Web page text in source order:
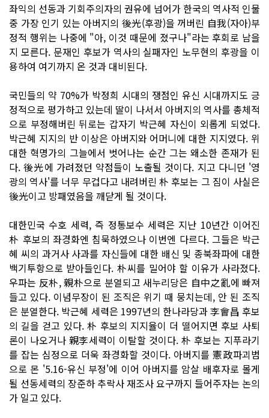
좌익의 선동과 기회주의자의 권유에 넘어가 한국의 역사적 인물
중 가장 인기 있는 아버지의 後光(후광)을 꺼버린 自我(자아)부
정적 행위는 나중에 "아, 이것 때문에 졌구나"라는 후회로 남을
지 모른다. 문재인 후보가 역사의 실패자인 노무현의 후광을 이
용하여 여기까지 온 것과 대비된다.
국민들의 약 70%가 박정희 시대의 쟁점인 유신 시대까지도 긍
정적으로 평가하고 있는데 딸이 나서서 아버지의 역사를 총체적
으로 부정해버린 뒤로는 갑자기 박근혜 자신이 외롭게 되었다.
박근혜 지지의 반 이상은 아버지와 어머니에 대한 지지였다. 위
대한 혁명가의 그늘에서 벗어나는 순간 그는 왜소한 존재가 된
다. 後光에 가려졌던 약점들이 노출될 것이다. 지고 다니던 '영
광의 역사'를 너무 무겁다고 내려버린 朴 후보는 그 짐이 사실은
後光이고 방패였음을 깨닫게 될 것이다.
대한민국 수호 세력, 즉 정통보수 세력은 지난 10년간 이어진
朴 후보의 좌경화엔 침묵하였으나 이번엔 다르다. 그들은 박근
혜 씨의 과거사 사과를 자신들에 대한 배신 및 종북좌파에 대한
백기투항으로 받아들인다. 朴씨를 밀어야 할 이유가 사라졌다.
우파는 反朴, 親朴으로 분열되고 새누리당은 自中之亂에 빠져
들고 있다. 이념무장이 된 조직은 위기 때 뭉치는데, 안 된 조직
은 분열한다. 박근혜 세력은 1997년의 한나라당과 李會昌 후보
의 길을 걷고 있다. 朴 후보의 지지율이 더 떨어지면 후보 사퇴
론이 나오거나 親李세력이 이탈할 것이다. 朴 후보는 지푸라기
를 잡는 심정으로 더욱 좌경화할 것이다. 아버지를 憲政파괴범
으로 몬 '5.16-유신 부정'에 이어 아버지를 암살 배후자로 몰게
될 선동세력의 장준하 추락사 재조사 요구까지 들어주자는 논의
가 일고 있다.